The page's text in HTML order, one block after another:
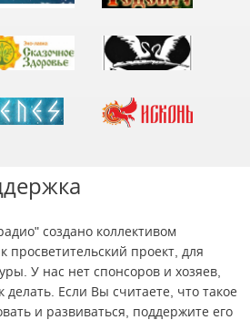
создано коллективом
проект, для
У нас нет спонсоров и хозяев,
Если Вы считаете, что такое
и развиваться, поддержите его